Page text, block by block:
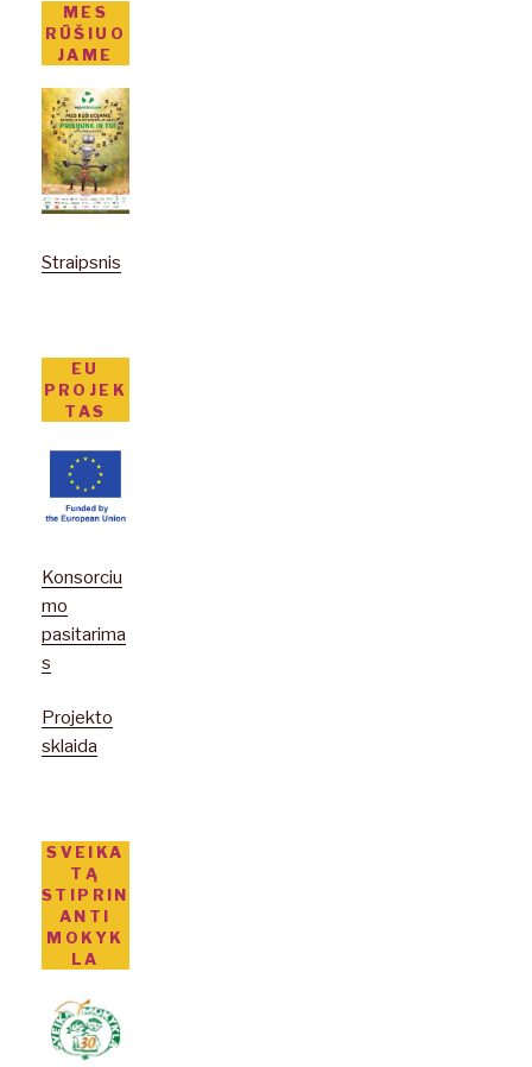
MES
RŪŠIUO
JAME
Straipsnis
EU
PROJEK
TAS
Konsorciu
mo
pasitarima
s
Projekto
sklaida
SVEIKA
TĄ
STIPRIN
ANTI
MOKYK
LA